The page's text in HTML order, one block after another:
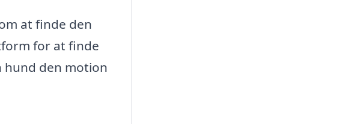
at finde den
for at finde
hund den motion